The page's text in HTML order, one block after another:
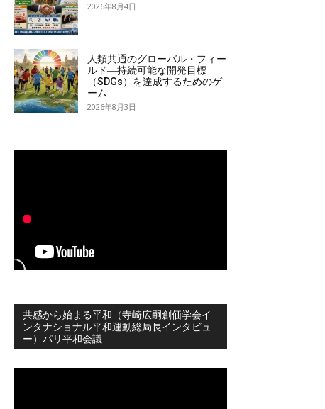
2026年8月4日
人類共通のグローバル・フィー
ルド―持続可能な開発目標
（SDGs）を達成するためのゲ
ーム
2026年8月3日
共感から始まる平和（寺崎広嗣創価学会イ
ンタナショナル平和運動総局長インタビュ
ー）パリ平和会議